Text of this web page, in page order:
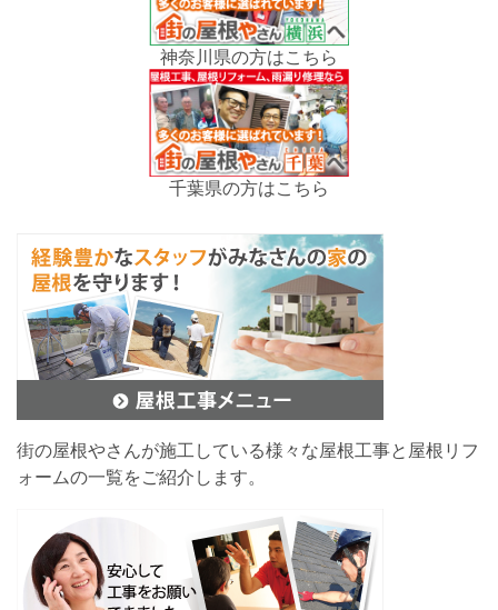
神奈川県の方はこちら
千葉県の方はこちら
街の屋根やさんが施工している様々な屋根工事と屋根リフ
ォームの一覧をご紹介します。